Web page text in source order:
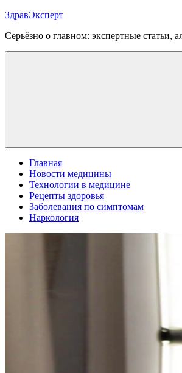
Перейти
содержимому
ЗдравЭксперт
Серьёзно о главном: экспертные
Главная
Новости медицины
Технологии в медицине
Рецепты здоровья
Заболевания по симптомам
Наркология